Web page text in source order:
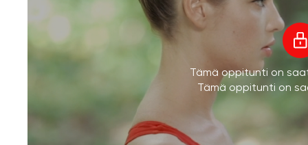
Tämä oppitunti on
Tämä oppitunti on